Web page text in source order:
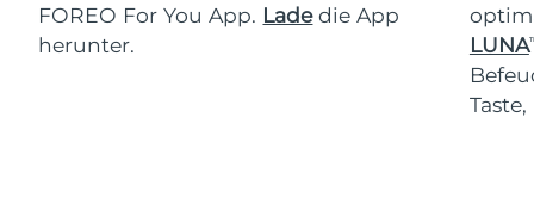
FOREO For You App. Ladedie App
herunter.
LUNA